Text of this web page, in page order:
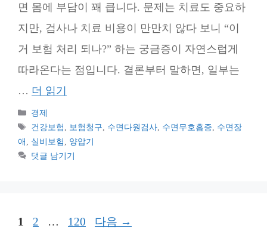
면 몸에 부담이 꽤 큽니다. 문제는 치료도 중요하
지만, 검사나 치료 비용이 만만치 않다 보니 “이
거 보험 처리 되나?” 하는 궁금증이 자연스럽게
따라온다는 점입니다. 결론부터 말하면, 일부는
… 더 읽기
카
테
리
경제
태
그
건강보험 보험청구 수면다원검사 수면무호흡증
수면장
애
실비보험
양압기
댓글 남기기
페
1
페
2 …
페
120 다음 →